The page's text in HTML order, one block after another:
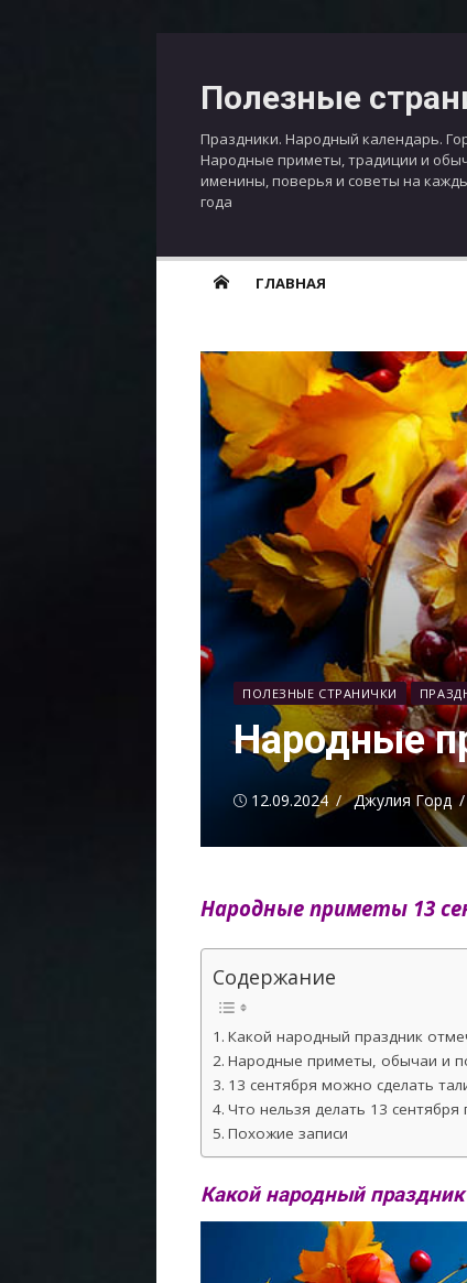
Полезные
Праздники. Народный календарь.
Народные приметы, традиции и
именины, поверья и советы на
года
ГЛАВНАЯ
ПОЛЕЗНЫЕ СТРАНИЧКИ
Народные
Опубликовано
12.09.2024 Автор
Джулия Горд
Народные приметы 13
Содержание
Какой народный праздник
Народные приметы, обычаи и
13 сентября можно сделать
Что нельзя делать 13
Похожие записи
Какой народный